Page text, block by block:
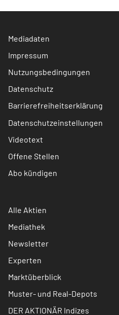
Mediadaten
Impressum
Nutzungsbedingungen
Datenschutz
Barrierefreiheitserklärung
Datenschutzeinstellungen
Videotext
Offene Stellen
Abo kündigen
Alle Aktien
Mediathek
Newsletter
Experten
Marktüberblick
Muster- und Real-Depots
DER AKTIONÄR Indizes